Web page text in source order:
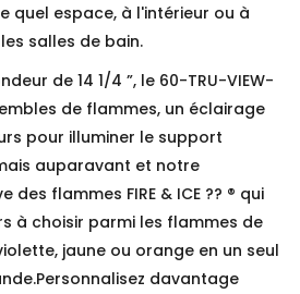
quel espace, à l'intérieur ou à
salles de bain.
de 14 1/4 ”, le 60-TRU-VIEW-
de flammes, un éclairage
pour illuminer le support
auparavant et notre
des flammes FIRE & ICE ?? ® qui
à choisir parmi les flammes de
jaune ou orange en un seul
davantage